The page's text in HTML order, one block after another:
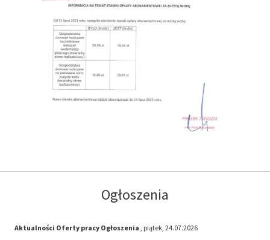
Ogłoszenia
Aktualności Oferty pracy Ogłoszenia , piątek, 24.07.2026